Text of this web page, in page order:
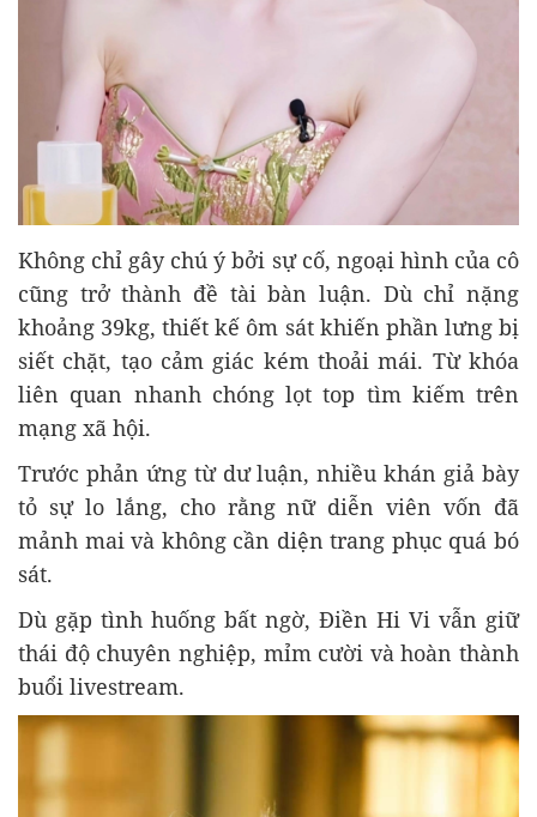
Không chỉ gây chú ý bởi sự cố, ngoại hình của cô
cũng trở thành đề tài bàn luận. Dù chỉ nặng
khoảng 39kg, thiết kế ôm sát khiến phần lưng bị
siết chặt, tạo cảm giác kém thoải mái. Từ khóa
liên quan nhanh chóng lọt top tìm kiếm trên
mạng xã hội.
Trước phản ứng từ dư luận, nhiều khán giả bày
tỏ sự lo lắng, cho rằng nữ diễn viên vốn đã
mảnh mai và không cần diện trang phục quá bó
sát.
Dù gặp tình huống bất ngờ, Điền Hi Vi vẫn giữ
thái độ chuyên nghiệp, mỉm cười và hoàn thành
buổi livestream.